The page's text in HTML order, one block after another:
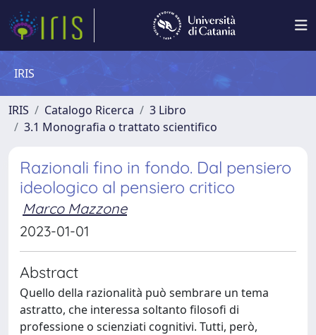
IRIS
IRIS Catalogo Ricerca
3 Libro
3.1 Monografia o trattato scientifico
Razionali fino in fondo. Dal pensiero
ideologico al pensiero critico
Marco Mazzone
2023-01-01
Abstract
Quello della razionalità può sembrare un tema
astratto, che interessa soltanto filosofi di
professione o scienziati cognitivi. Tutti, però,